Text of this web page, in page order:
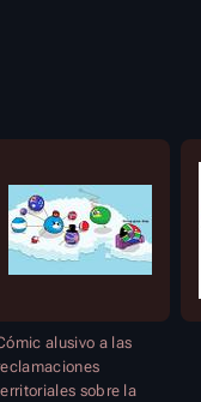
alusivo a las
sobre la